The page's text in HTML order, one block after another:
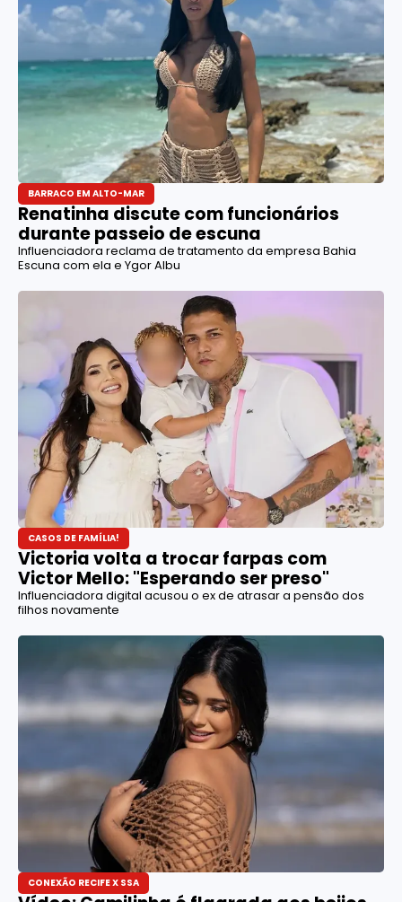
BARRACO EM ALTO-MAR
Renatinha discute com funcionários
durante passeio de escuna
Influenciadora reclama de tratamento da empresa Bahia
Escuna com ela e Ygor Albu
CASOS DE FAMÍLIA!
Victoria volta a trocar farpas com
Victor Mello: "Esperando ser preso"
Influenciadora digital acusou o ex de atrasar a pensão dos
filhos novamente
CONEXÃO RECIFE X SSA